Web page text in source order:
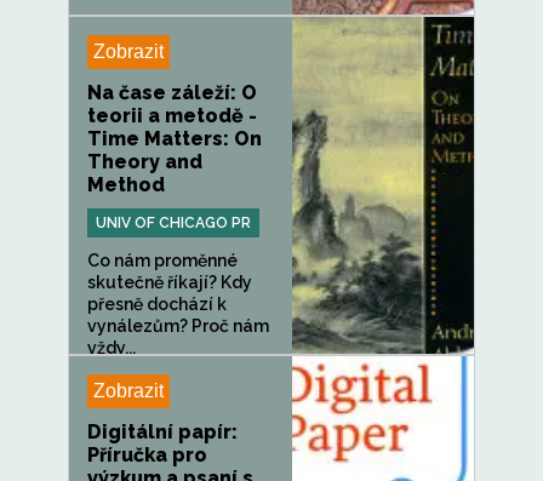
Zobrazit
Na čase záleží: O
teorii a metodě -
Time Matters: On
Theory and
Method
UNIV OF CHICAGO PR
Co nám proměnné
skutečně říkají? Kdy
přesně dochází k
vynálezům? Proč nám
vždy...
Zobrazit
Digitální papír:
Příručka pro